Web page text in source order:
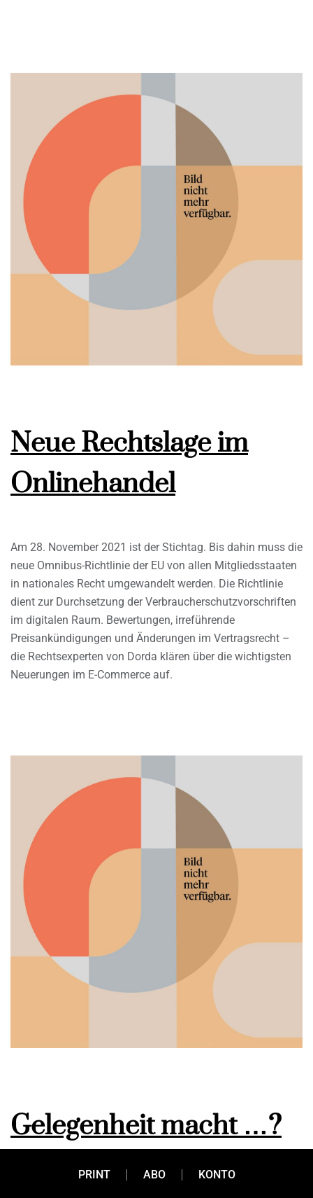
Neue Rechtslage im
Onlinehandel
Am 28. November 2021 ist der Stichtag. Bis dahin muss die
neue Omnibus-Richtlinie der EU von allen Mitgliedsstaaten
in nationales Recht umgewandelt werden. Die Richtlinie
dient zur Durchsetzung der Verbraucherschutzvorschriften
im digitalen Raum. Bewertungen, irreführende
Preisankündigungen und Änderungen im Vertragsrecht –
die Rechtsexperten von Dorda klären über die wichtigsten
Neuerungen im E-Commerce auf.
Gelegenheit macht …?
Wachstum!
PRINT ABO KONTO